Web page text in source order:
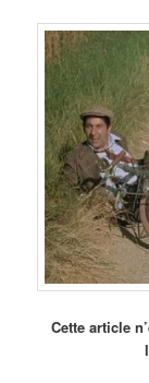
Cette article